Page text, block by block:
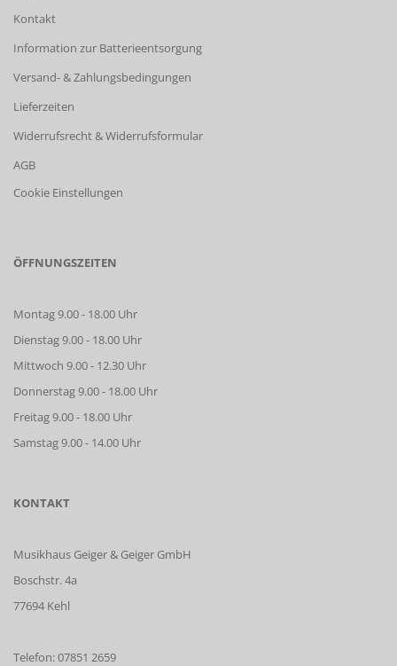
Kontakt
Information zur Batterieentsorgung
Versand- & Zahlungsbedingungen
Lieferzeiten
Widerrufsrecht & Widerrufsformular
AGB
Cookie Einstellungen
ÖFFNUNGSZEITEN
Montag 9.00 - 18.00 Uhr
Dienstag 9.00 - 18.00 Uhr
Mittwoch 9.00 - 12.30 Uhr
Donnerstag 9.00 - 18.00 Uhr
Freitag 9.00 - 18.00 Uhr
Samstag 9.00 - 14.00 Uhr
KONTAKT
Musikhaus Geiger & Geiger GmbH
Boschstr. 4a
77694 Kehl
Telefon: 07851 2659